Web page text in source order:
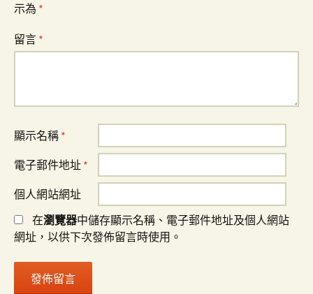
示為 *
留言 *
顯示名稱 *
電子郵件地址 *
個人網站網址
在瀏覽器中儲存顯示名稱、電子郵件地址及個人網站
網址，以供下次發佈留言時使用。